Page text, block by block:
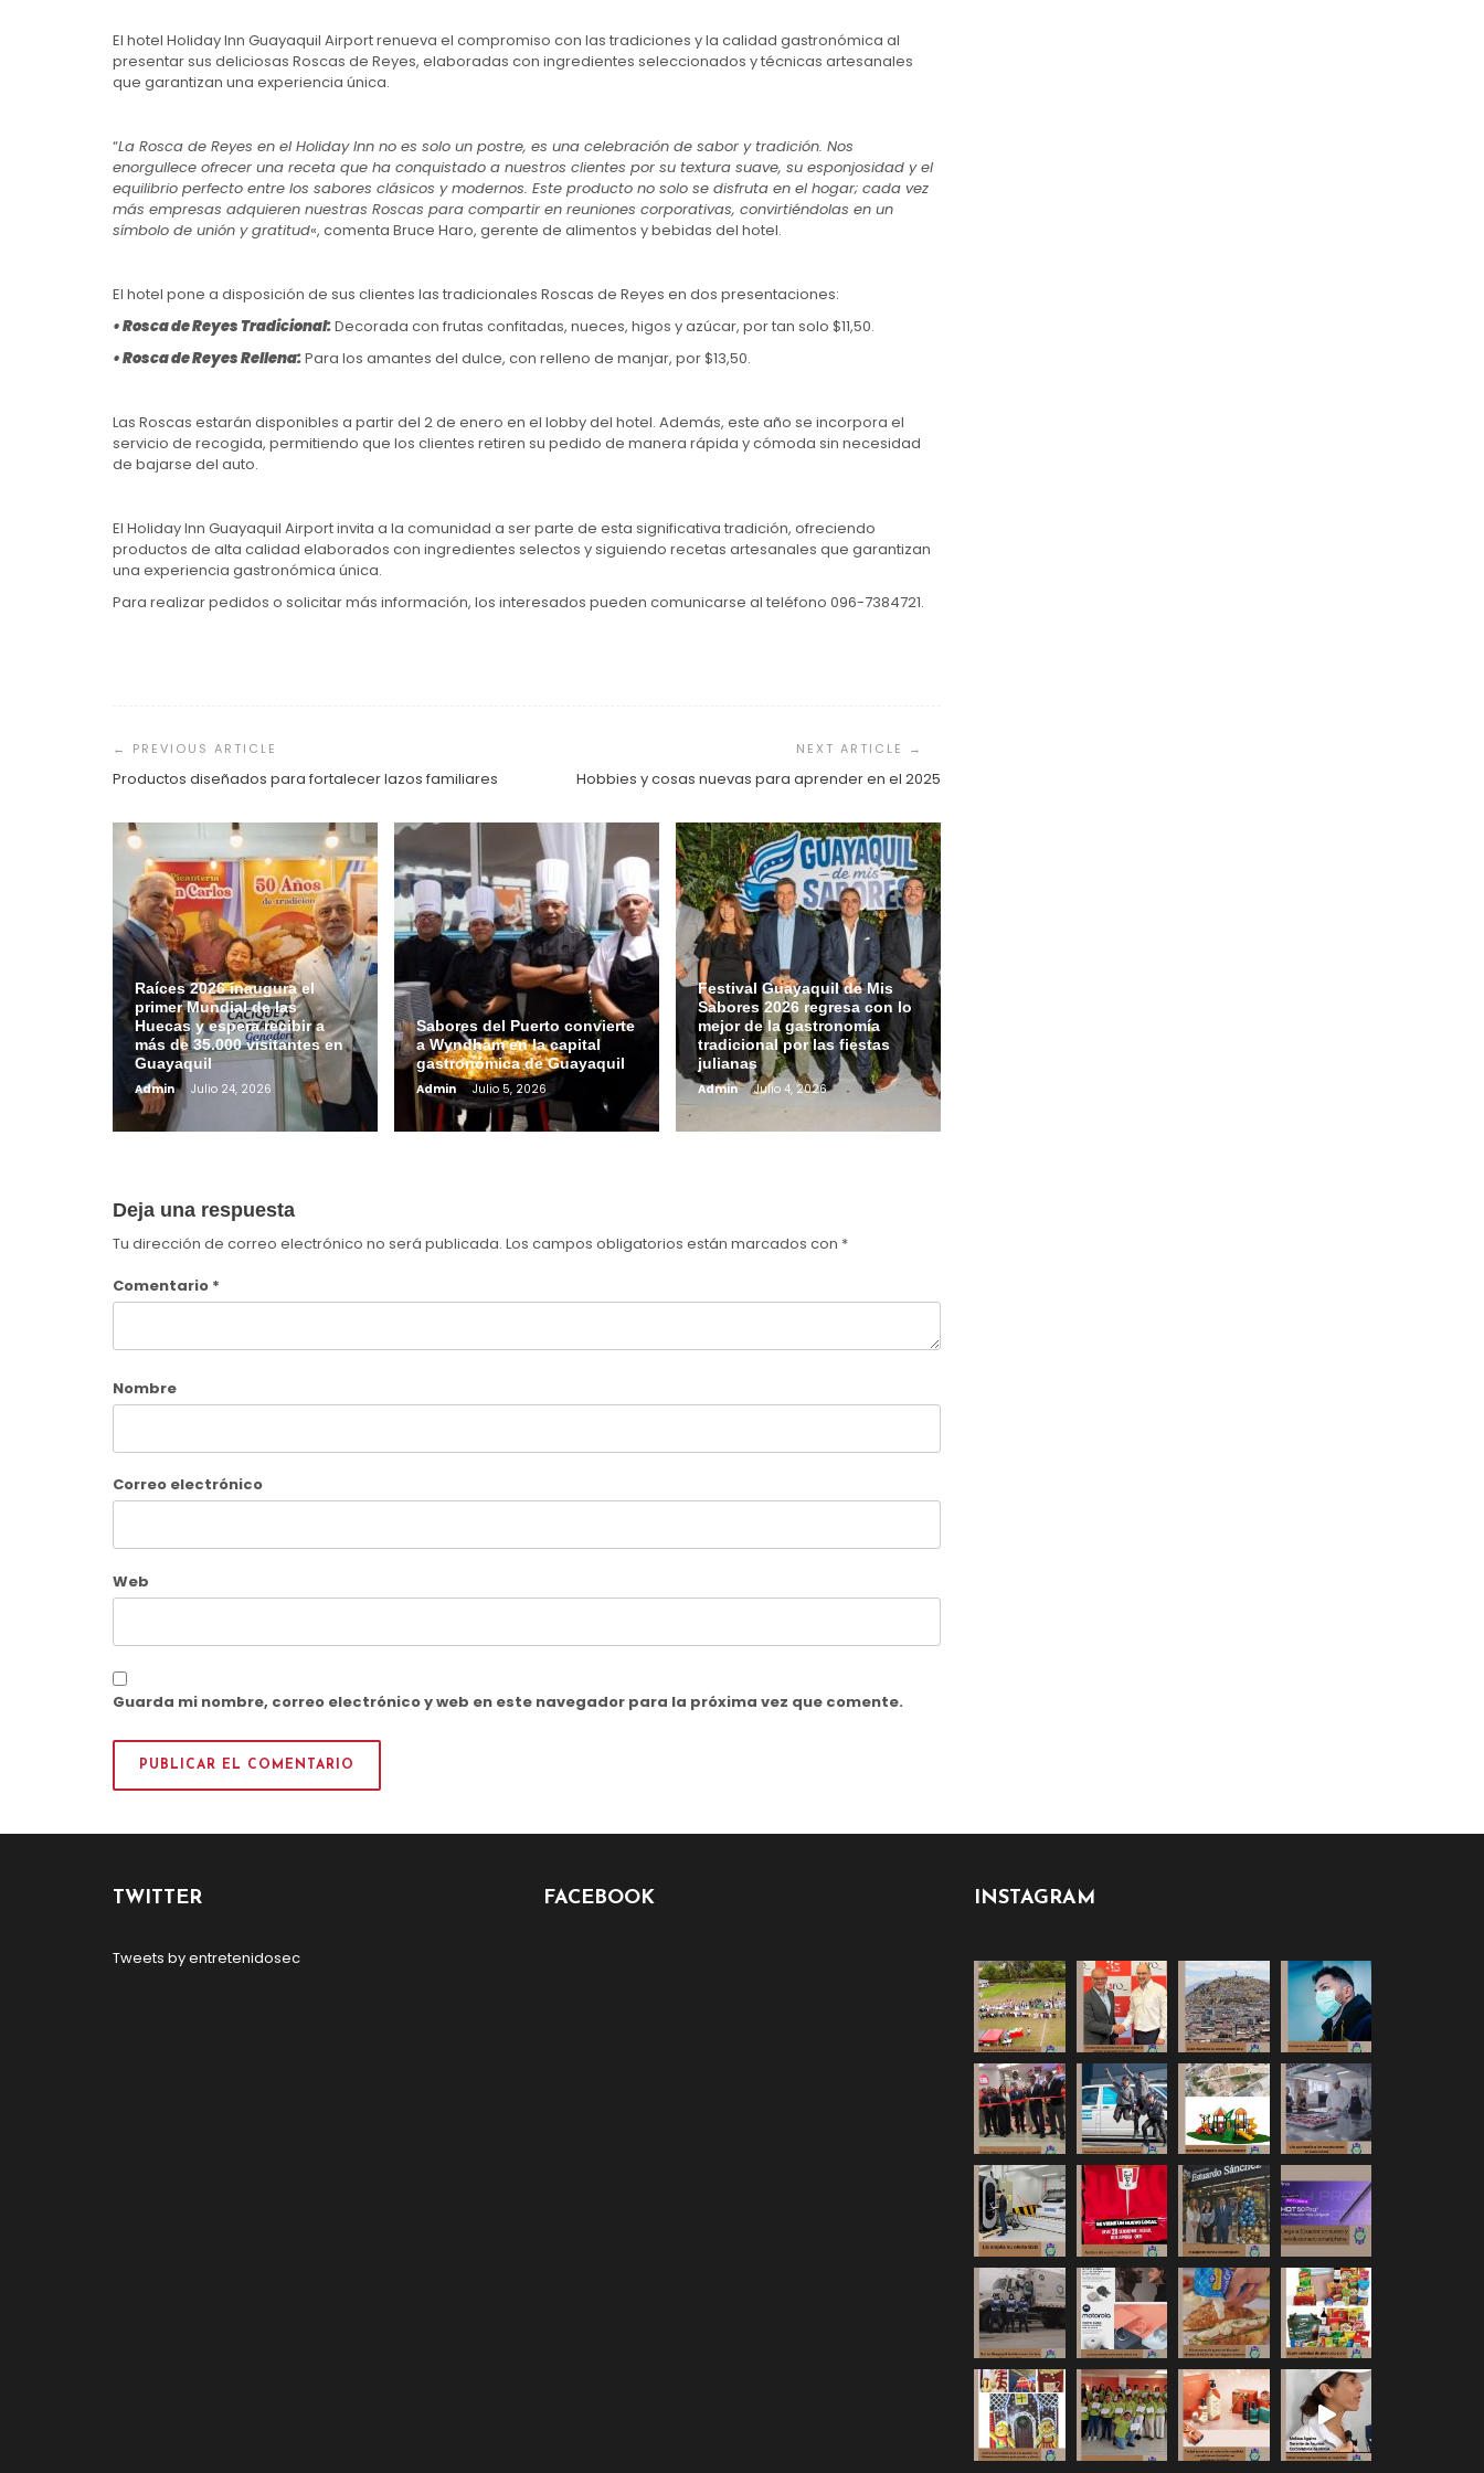
El hotel Holiday Inn Guayaquil Airport renueva el compromiso con las tradiciones y la calidad gastronómica al
presentar sus deliciosas Roscas de Reyes, elaboradas con ingredientes seleccionados y técnicas artesanales
que garantizan una experiencia única.
“La Rosca de Reyes en el Holiday Inn no es solo un postre, es una celebración de sabor y tradición. Nos
enorgullece ofrecer una receta que ha conquistado a nuestros clientes por su textura suave, su esponjosidad y el
equilibrio perfecto entre los sabores clásicos y modernos. Este producto no solo se disfruta en el hogar; cada vez
más empresas adquieren nuestras Roscas para compartir en reuniones corporativas, convirtiéndolas en un
símbolo de unión y gratitud«, comenta Bruce Haro, gerente de alimentos y bebidas del hotel.
El hotel pone a disposición de sus clientes las tradicionales Roscas de Reyes en dos presentaciones:
• Rosca de Reyes Tradicional:Decorada con frutas confitadas, nueces, higos y azúcar, por tan solo $11,50.
• Rosca de Reyes Rellena:Para los amantes del dulce, con relleno de manjar, por $13,50.
Las Roscas estarán disponibles a partir del 2 de enero en el lobby del hotel. Además, este año se incorpora el
servicio de recogida, permitiendo que los clientes retiren su pedido de manera rápida y cómoda sin necesidad
de bajarse del auto.
El Holiday Inn Guayaquil Airport invita a la comunidad a ser parte de esta significativa tradición, ofreciendo
productos de alta calidad elaborados con ingredientes selectos y siguiendo recetas artesanales que garantizan
una experiencia gastronómica única.
Para realizar pedidos o solicitar más información, los interesados ​​pueden comunicarse al teléfono 096-7384721.
de
entradas
Productos diseñados para fortalecer lazos familiares Hobbies y cosas nuevas para aprender en el 2025
Raíces 2026 inaugura el
primer Mundial de las
Huecas y espera recibir a
más de 35.000 visitantes en
Guayaquil
Admin Julio 24, 2026
Sabores del Puerto convierte
a Wyndham en la capital
gastronómica de Guayaquil
Admin Julio 5, 2026
Festival Guayaquil de Mis
Sabores 2026 regresa con lo
mejor de la gastronomía
tradicional por las fiestas
julianas
Admin Julio 4, 2026
Deja una respuesta
Tu dirección de correo electrónico no será publicada. Los campos obligatorios están marcados con *
Comentario *
Nombre
Correo electrónico
Web
Guarda mi nombre, correo electrónico y web en este navegador para la próxima vez que comente.
TWITTER
Tweets by entretenidosec
FACEBOOK INSTAGRAM